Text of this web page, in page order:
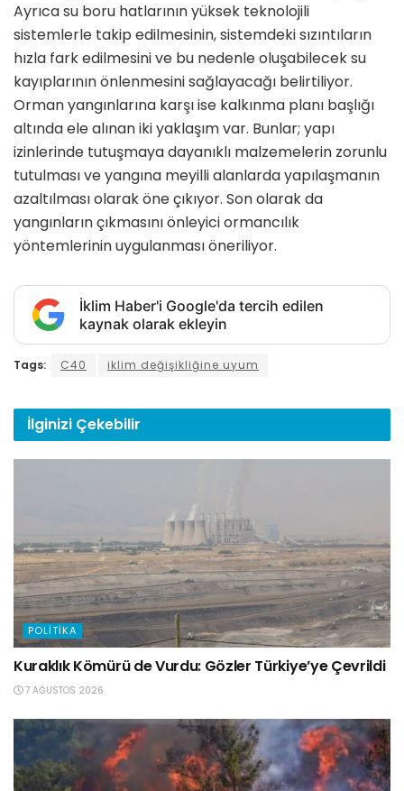
Ayrıca su boru hatlarının yüksek teknolojili
sistemlerle takip edilmesinin, sistemdeki sızıntıların
hızla fark edilmesini ve bu nedenle oluşabilecek su
kayıplarının önlenmesini sağlayacağı belirtiliyor.
Orman yangınlarına karşı ise kalkınma planı başlığı
altında ele alınan iki yaklaşım var. Bunlar; yapı
izinlerinde tutuşmaya dayanıklı malzemelerin zorunlu
tutulması ve yangına meyilli alanlarda yapılaşmanın
azaltılması olarak öne çıkıyor. Son olarak da
yangınların çıkmasını önleyici ormancılık
yöntemlerinin uygulanması öneriliyor.
İklim Haber'i Google'da tercih edilen
kaynak olarak ekleyin
Tags: C40 iklim değişikliğine uyum
İlginizi Çekebilir
POLITIKA
Kuraklık Kömürü de Vurdu: Gözler Türkiye’ye Çevrildi
7 AĞUSTOS 2026